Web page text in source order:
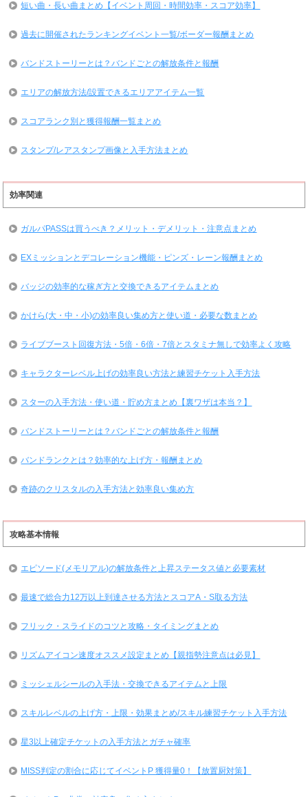
短い曲・長い曲まとめ【イベント周回・時間効率・スコア効率】
過去に開催されたランキングイベント一覧/ボーダー報酬まとめ
バンドストーリーとは？バンドごとの解放条件と報酬
エリアの解放方法/設置できるエリアアイテム一覧
スコアランク別と獲得報酬一覧まとめ
スタンプ/レアスタンプ画像と入手方法まとめ
効率関連
ガルパPASSは買うべき？メリット・デメリット・注意点まとめ
EXミッションとデコレーション機能・ピンズ・レーン報酬まとめ
バッジの効率的な稼ぎ方と交換できるアイテムまとめ
かけら(大・中・小)の効率良い集め方と使い道・必要な数まとめ
ライブブースト回復方法・5倍・6倍・7倍とスタミナ無しで効率よく攻略
キャラクターレベル上げの効率良い方法と練習チケット入手方法
スターの入手方法・使い道・貯め方まとめ【裏ワザは本当？】
バンドストーリーとは？バンドごとの解放条件と報酬
バンドランクとは？効率的な上げ方・報酬まとめ
奇跡のクリスタルの入手方法と効率良い集め方
攻略基本情報
エピソード(メモリアル)の解放条件と上昇ステータス値と必要素材
最速で総合力12万以上到達させる方法とスコアA・S取る方法
フリック・スライドのコツと攻略・タイミングまとめ
リズムアイコン速度オススメ設定まとめ【親指勢注意点は必見】
ミッシェルシールの入手法・交換できるアイテムと上限
スキルレベルの上げ方・上限・効果まとめ/スキル練習チケット入手方法
星3以上確定チケットの入手方法とガチャ確率
MISS判定の割合に応じてイベントP 獲得量0！【放置厨対策】